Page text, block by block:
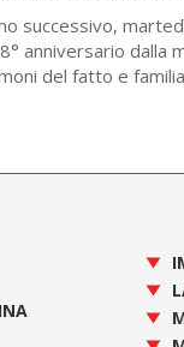
successivo,
anniversario dalla
del fatto e